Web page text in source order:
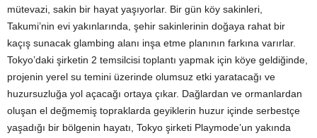
mütevazi, sakin bir hayat yaşıyorlar. Bir gün köy sakinleri,
Takumi’nin evi yakınlarında, şehir sakinlerinin doğaya rahat bir
kaçış sunacak glambing alanı inşa etme planının farkına varırlar.
Tokyo’daki şirketin 2 temsilcisi toplantı yapmak için köye geldiğinde,
projenin yerel su temini üzerinde olumsuz etki yaratacağı ve
huzursuzluğa yol açacağı ortaya çıkar. Dağlardan ve ormanlardan
oluşan el değmemiş topraklarda geyiklerin huzur içinde serbestçe
yaşadığı bir bölgenin hayatı, Tokyo şirketi Playmode’un yakında